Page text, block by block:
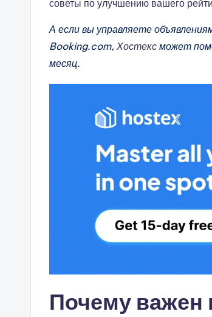
советы по улучшению вашего
А если вы управляете
Booking.com, Хостекс может
месяц.
Почему важен